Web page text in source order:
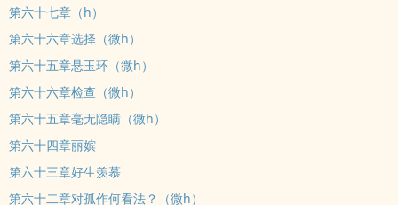
第六十七章（h）
第六十六章选择（微h）
第六十五章悬玉环（微h）
第六十六章检查（微h）
第六十五章毫无隐瞒（微h）
第六十四章丽嫔
第六十三章好生羡慕
第六十二章对孤作何看法？（微h）